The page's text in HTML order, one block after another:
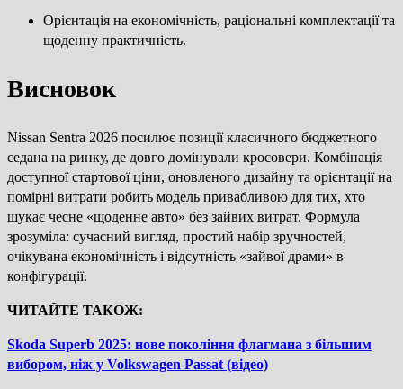
Орієнтація на економічність, раціональні комплектації та
щоденну практичність.
Висновок
Nissan Sentra 2026 посилює позиції класичного бюджетного
седана на ринку, де довго домінували кросовери. Комбінація
доступної стартової ціни, оновленого дизайну та орієнтації на
помірні витрати робить модель привабливою для тих, хто
шукає чесне «щоденне авто» без зайвих витрат. Формула
зрозуміла: сучасний вигляд, простий набір зручностей,
очікувана економічність і відсутність «зайвої драми» в
конфігурації.
ЧИТАЙТЕ ТАКОЖ:
Skoda Superb 2025: нове покоління флагмана з більшим
вибором, ніж у Volkswagen Passat (відео)